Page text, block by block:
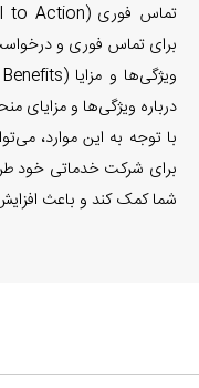
برای تماس فوری و
درباره ویژگی‌ها و مزایای
با توجه به این موارد،
برای شرکت خدماتی خود
شما کمک کند و باعث